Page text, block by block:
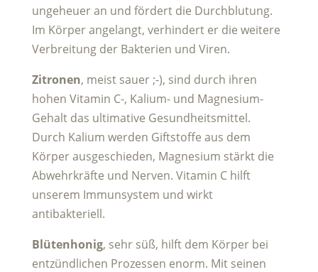
ungeheuer an und fördert die Durchblutung.
Im Körper angelangt, verhindert er die weitere
Verbreitung der Bakterien und Viren.
Zitronen, meist sauer ;-), sind durch ihren
hohen Vitamin C-, Kalium- und Magnesium-
Gehalt das ultimative Gesundheitsmittel.
Durch Kalium werden Giftstoffe aus dem
Körper ausgeschieden, Magnesium stärkt die
Abwehrkräfte und Nerven. Vitamin C hilft
unserem Immunsystem und wirkt
antibakteriell.
Blütenhonig, sehr süß, hilft dem Körper bei
entzündlichen Prozessen enorm. Mit seinen